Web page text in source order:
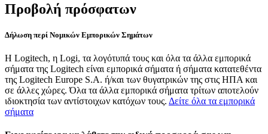
Προβολή πρόσφατων
Δήλωση περί Νομικών Εμπορικών Σημάτων
Η Logitech, η Logi, τα λογότυπά τους και όλα τα άλλα εμπορικά
σήματα της Logitech είναι εμπορικά σήματα ή σήματα κατατεθέντα
της Logitech Europe S.A. ή/και των θυγατρικών της στις ΗΠΑ και
σε άλλες χώρες. Όλα τα άλλα εμπορικά σήματα τρίτων αποτελούν
ιδιοκτησία των αντίστοιχων κατόχων τους. Δείτε όλα τα εμπορικά
σήματα